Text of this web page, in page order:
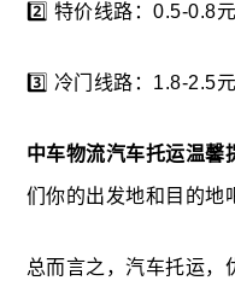
2️⃣ 特价线路 ：0.5-0.8
3️⃣ 冷门线路 ：1.8-2.5
中车物流汽车托运温馨
们你的出发地和目的地
总而言之，汽车托运，